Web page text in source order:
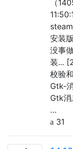
（
安装
没事
装...
校验
Gtk-
Gtk
…
31